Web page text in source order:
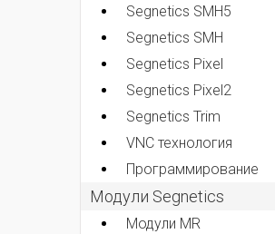
Segnetics SMH5
Segnetics SMH
Segnetics Pixel
Segnetics Pixel2
Segnetics Trim
VNC технология
Программирование
Модули Segnetics
Модули MR